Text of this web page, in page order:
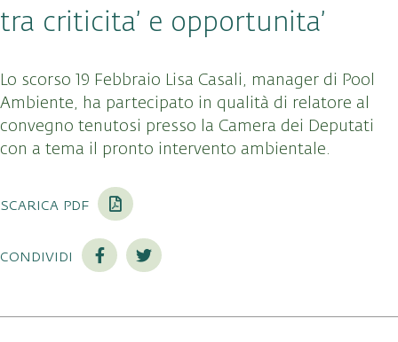
tra criticita’ e opportunita’
Lo scorso 19 Febbraio Lisa Casali, manager di Pool
Ambiente, ha partecipato in qualità di relatore al
convegno tenutosi presso la Camera dei Deputati
con a tema il pronto intervento ambientale.
scarica pdf
condividi